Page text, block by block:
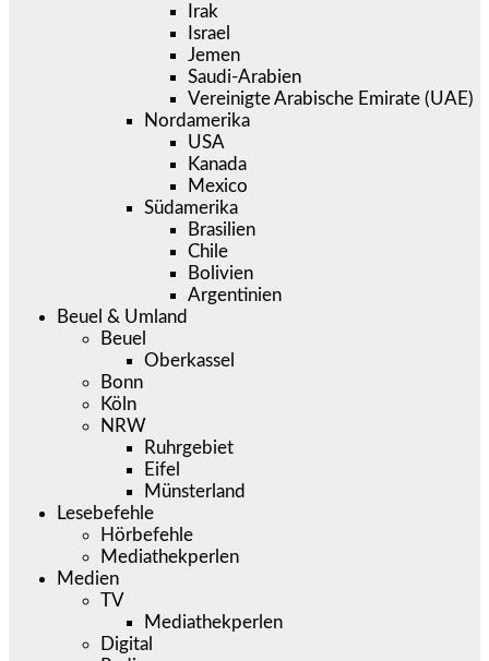
Irak
Israel
Jemen
Saudi-Arabien
Vereinigte Arabische Emirate (UAE)
Nordamerika
USA
Kanada
Mexico
Südamerika
Brasilien
Chile
Bolivien
Argentinien
Beuel & Umland
Beuel
Oberkassel
Bonn
Köln
NRW
Ruhrgebiet
Eifel
Münsterland
Lesebefehle
Hörbefehle
Mediathekperlen
Medien
TV
Mediathekperlen
Digital